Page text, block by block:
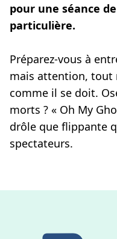
pour une séance
particulière.
Préparez-vous à
mais attention, tout
comme il se doit.
morts ? « Oh My
drôle que flippante
spectateurs.